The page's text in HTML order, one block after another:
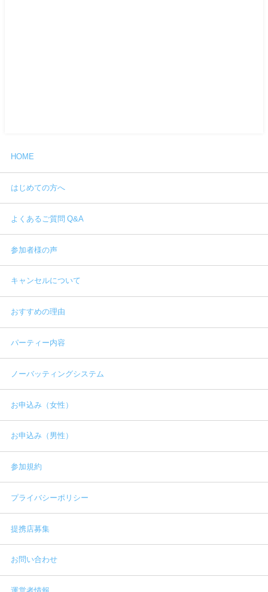
HOME
はじめての方へ
よくあるご質問 Q&A
参加者様の声
キャンセルについて
おすすめの理由
パーティー内容
ノーバッティングシステム
お申込み（女性）
お申込み（男性）
参加規約
プライバシーポリシー
提携店募集
お問い合わせ